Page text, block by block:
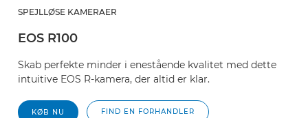
SPEJLLØSE KAMERAER
EOS R100
Skab perfekte minder i enestående kvalitet med dette
intuitive EOS R-kamera, der altid er klar.
KØB NU FIND EN FORHANDLER